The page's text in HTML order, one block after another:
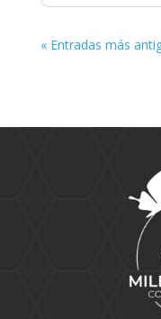
« Entradas más